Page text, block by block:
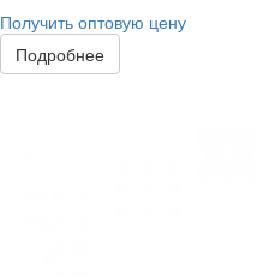
Получить оптовую цену
Подробнее